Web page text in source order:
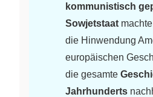
kommunistisch
Sowjetstaat
die Hinwendung
europäischen
die gesamte
Jahrhunderts